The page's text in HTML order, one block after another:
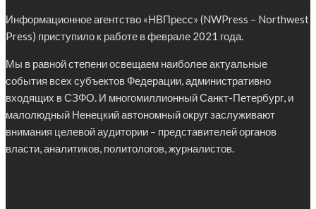
Информационное агентство «НВПресс» (NWPress – Northwest
Press) приступило к работе в феврале 2021 года.
Мы в равной степени освещаем наиболее актуальные
события всех субъектов Федерации, административно
входящих в СЗФО. И многомиллионный Санкт-Петербург, и
малолюдный Ненецкий автономный округ заслуживают
внимания целевой аудитории – представителей органов
власти, аналитиков, политологов, журналистов.